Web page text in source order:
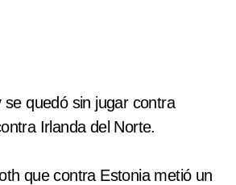
quedó sin jugar contra
Irlanda del Norte.
que contra Estonia metió un